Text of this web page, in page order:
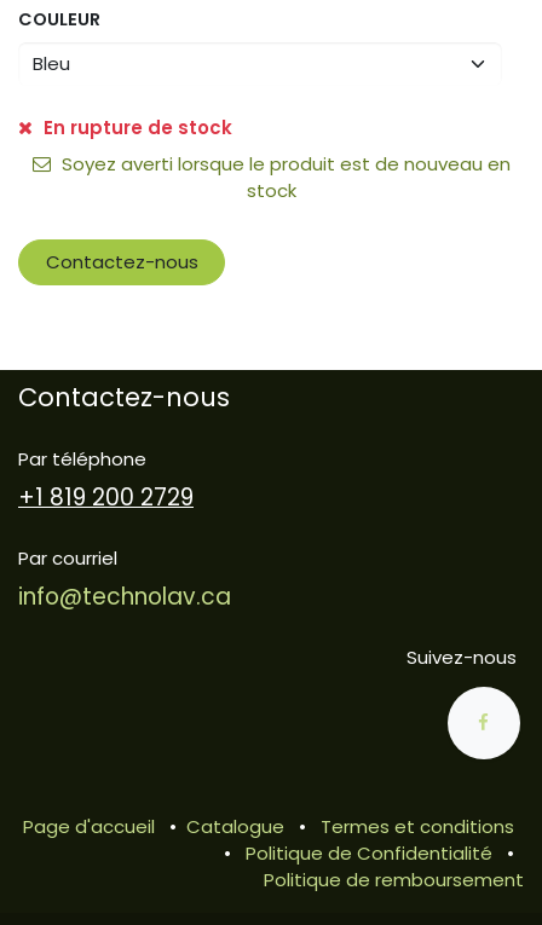
COULEUR
En rupture de stock
Soyez averti lorsque le produit est de nouveau en
stock
Contactez-nous
Contactez-nous
Par téléphone
+1 819 200 2729
Par courriel
info@technolav.ca
Suivez-nous
Page d'accueil • Catalogue •
Termes et conditions
•
Politique de Confidentialité
•
Politique de remboursement